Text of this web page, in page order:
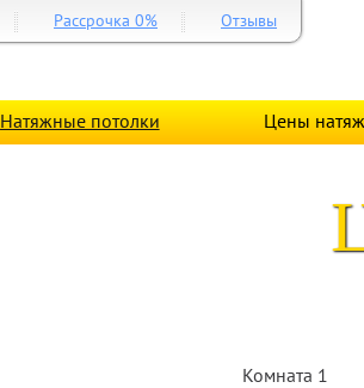
Рассрочка 0% Отзывы
Натяжные потолки Цены
Комната 1